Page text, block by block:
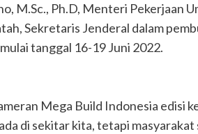
M.Sc., Ph.D, Menteri Pekerjaan
Sekretaris Jenderal dalam
tanggal 16-19 Juni 2022.
Mega Build Indonesia edisi
di sekitar kita, tetapi